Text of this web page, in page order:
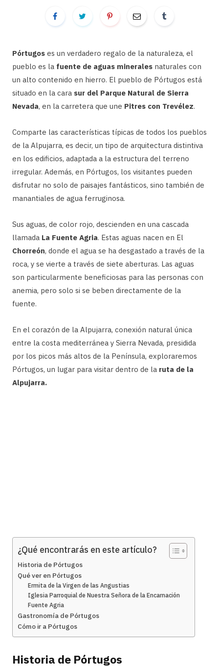
Pórtugos es un verdadero regalo de la naturaleza, el
pueblo es la fuente de aguas minerales naturales con
un alto contenido en hierro. El pueblo de Pórtugos está
situado en la cara sur del Parque Natural de Sierra
Nevada, en la carretera que une Pitres con Trevélez.
Comparte las características típicas de todos los pueblos
de la Alpujarra, es decir, un tipo de arquitectura distintiva
en los edificios, adaptada a la estructura del terreno
irregular. Además, en Pórtugos, los visitantes pueden
disfrutar no solo de paisajes fantásticos, sino también de
manantiales de agua ferruginosa.
Sus aguas, de color rojo, descienden en una cascada
llamada La Fuente Agria. Estas aguas nacen en El
Chorreón, donde el agua se ha desgastado a través de la
roca, y se vierte a través de siete aberturas. Las aguas
son particularmente beneficiosas para las personas con
anemia, pero solo si se beben directamente de la
fuente.
En el corazón de la Alpujarra, conexión natural única
entre la costa mediterránea y Sierra Nevada, presidida
por los picos más altos de la Península, exploraremos
Pórtugos, un lugar para visitar dentro de la ruta de la
Alpujarra.
¿Qué encontrarás en este artículo?
Historia de Pórtugos
Qué ver en Pórtugos
Ermita de la Virgen de las Angustias
Iglesia Parroquial de Nuestra Señora de la Encarnación
Fuente Agria
Gastronomía de Pórtugos
Cómo ir a Pórtugos
Historia de Pórtugos